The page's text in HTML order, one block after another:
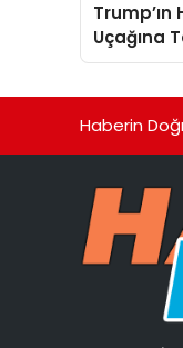
Uçağına
Hava
Haberin